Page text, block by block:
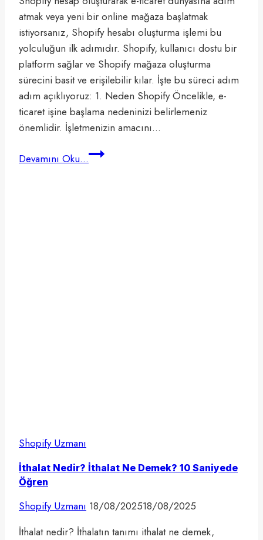
atmak veya yeni bir online mağaza başlatmak
istiyorsanız, Shopify hesabı oluşturma işlemi bu
yolculuğun ilk adımıdır. Shopify, kullanıcı dostu bir
platform sağlar ve Shopify mağaza oluşturma
sürecini basit ve erişilebilir kılar. İşte bu süreci adım
adım açıklıyoruz: 1. Neden Shopify Öncelikle, e-
ticaret işine başlama nedeninizi belirlemeniz
önemlidir. İşletmenizin amacını…
Devamını Oku...Shopify
Shopify Uzmanı
İthalat Nedir? İthalat Ne Demek? 10 Saniyede
Öğren
Shopify Uzmanı 18/08/202518/08/2025
İthalat nedir? İthalatın tanımı ithalat ne demek,